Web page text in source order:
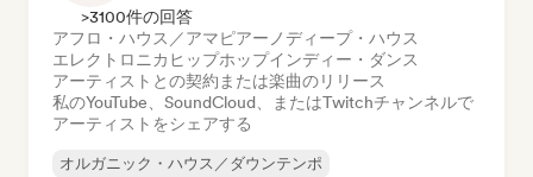
>3100件の回答
アフロ・ハウス／アマピアーノディープ・ハウス
エレクトロニカ ヒップホップインディー・ダンス
アーティストとの契約または楽曲のリリース
私のYouTube、SoundCloud、またはTwitchチャンネルで
アーティストをシェアする
オルガニック・ハウス／ダウンテンポ